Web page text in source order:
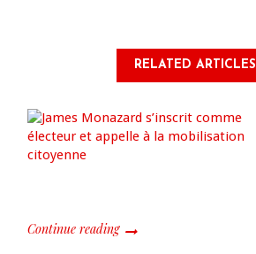
RELATED ARTICLES
Continue reading